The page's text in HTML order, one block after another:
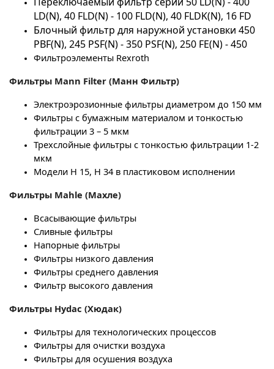
LD(N), 40 FLD(N) - 100 FLD(N), 40 FLDK(N), 16 FD
Блочный фильтр для наружной установки 450
PBF(N), 245 PSF(N) - 350 PSF(N), 250 FE(N) - 450
Фильтроэлементы Rexroth
Фильтры Mann Filter (Манн Фильтр)
Электроэрозионные фильтры диаметром до 150 мм
Фильтры с бумажным материалом и тонкостью
фильтрации 3 – 5 мкм
Трехслойные фильтры с тонкостью фильтрации 1-2
мкм
Модели H 15, H 34 в пластиковом исполнении
Фильтры Mahle (Махле)
Всасывающие фильтры
Сливные фильтры
Напорные фильтры
Фильтры низкого давления
Фильтры среднего давления
Фильтр высокого давления
Фильтры Hydac (Хюдак)
Фильтры для технологических процессов
Фильтры для очистки воздуха
Фильтры для осушения воздуха